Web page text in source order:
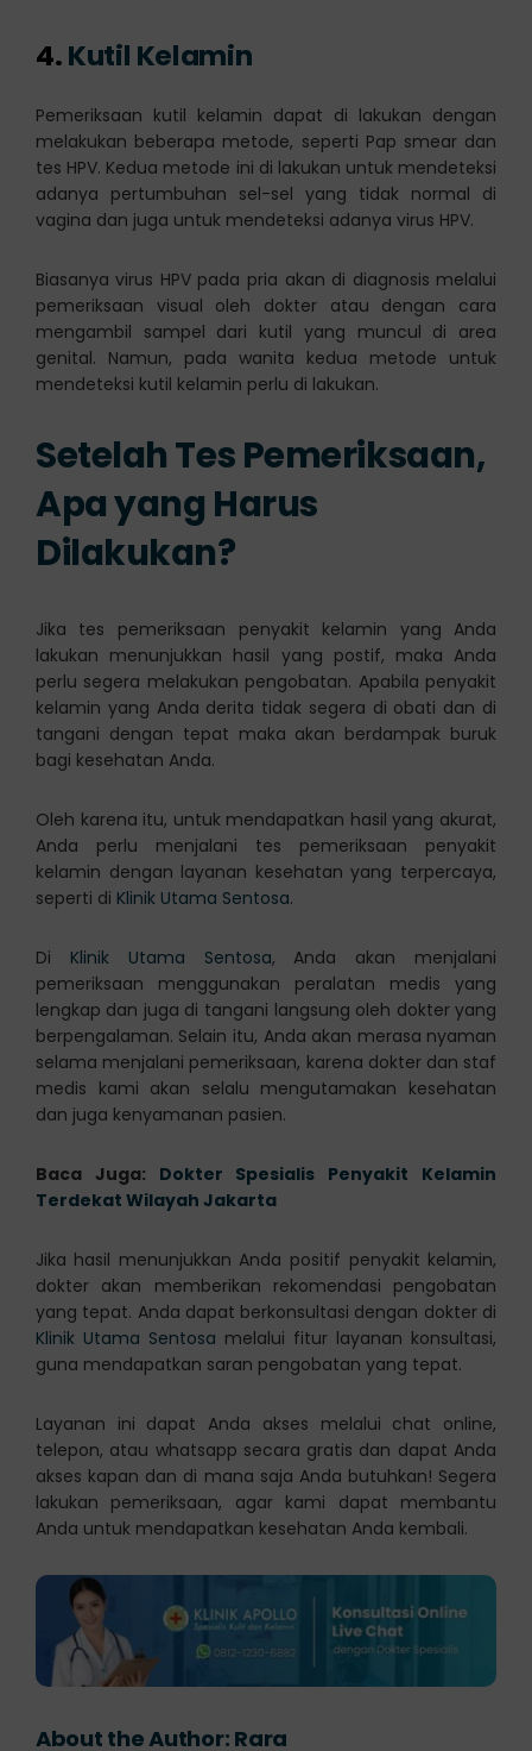
4.Kutil Kelamin
Pemeriksaan kutil kelamin dapat di lakukan dengan
melakukan beberapa metode, seperti Pap smear dan
tes HPV. Kedua metode ini di lakukan untuk mendeteksi
adanya pertumbuhan sel-sel yang tidak normal di
vagina dan juga untuk mendeteksi adanya virus HPV.
Biasanya virus HPV pada pria akan di diagnosis melalui
pemeriksaan visual oleh dokter atau dengan cara
mengambil sampel dari kutil yang muncul di area
genital. Namun, pada wanita kedua metode untuk
mendeteksi kutil kelamin perlu di lakukan.
Setelah Tes Pemeriksaan,
Apa yang Harus
Dilakukan?
Jika tes pemeriksaan penyakit kelamin yang Anda
lakukan menunjukkan hasil yang postif, maka Anda
perlu segera melakukan pengobatan. Apabila penyakit
kelamin yang Anda derita tidak segera di obati dan di
tangani dengan tepat maka akan berdampak buruk
bagi kesehatan Anda.
Oleh karena itu, untuk mendapatkan hasil yang akurat,
Anda perlu menjalani tes pemeriksaan penyakit
kelamin dengan layanan kesehatan yang terpercaya,
seperti di Klinik Utama Sentosa.
Di Klinik Utama Sentosa, Anda akan menjalani
pemeriksaan menggunakan peralatan medis yang
lengkap dan juga di tangani langsung oleh dokter yang
berpengalaman. Selain itu, Anda akan merasa nyaman
selama menjalani pemeriksaan, karena dokter dan staf
medis kami akan selalu mengutamakan kesehatan
dan juga kenyamanan pasien.
Baca Juga: Dokter Spesialis Penyakit Kelamin
Terdekat Wilayah Jakarta
Jika hasil menunjukkan Anda positif penyakit kelamin,
dokter akan memberikan rekomendasi pengobatan
yang tepat. Anda dapat berkonsultasi dengan dokter di
Klinik Utama Sentosa melalui fitur layanan konsultasi,
guna mendapatkan saran pengobatan yang tepat.
Layanan ini dapat Anda akses melalui chat online,
telepon, atau whatsapp secara gratis dan dapat Anda
akses kapan dan di mana saja Anda butuhkan! Segera
lakukan pemeriksaan, agar kami dapat membantu
Anda untuk mendapatkan kesehatan Anda kembali.
About the Author: Rara